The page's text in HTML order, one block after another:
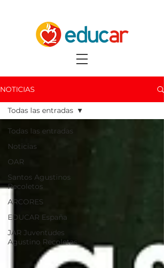
NOTICIAS
Todas las entradas
Noticias
OAR
Santos Agustinos
Recoletos
ARCORES
EDUCAR España
JAR Juventudes
Agustino Recoletas
Todas las entradas